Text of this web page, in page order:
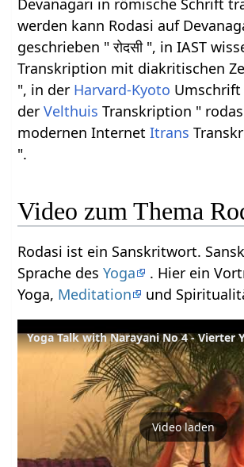
Devanagari in römische Schrift
werden kann Rodasi auf
geschrieben " रोदसी ", in IAST
Transkription mit diakritischen
", in der Harvard-Kyoto
derVelthuis Transkription "
modernen InternetItrans
".
Video zum Thema
Rodasi ist ein Sanskritwort.
Sprache desYoga
. Hier ein
Yoga, Meditation und
Video laden